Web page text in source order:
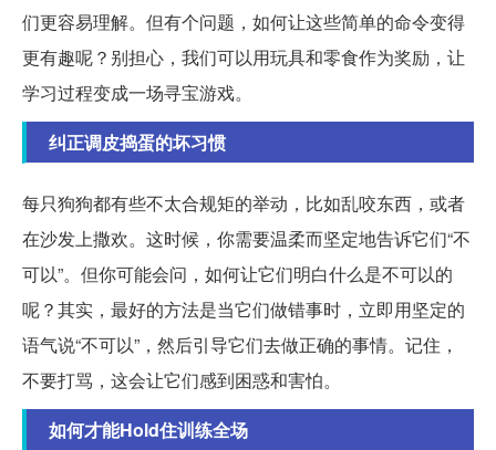
们更容易理解。但有个问题，如何让这些简单的命令变得
更有趣呢？别担心，我们可以用玩具和零食作为奖励，让
学习过程变成一场寻宝游戏。
纠正调皮捣蛋的坏习惯
每只狗狗都有些不太合规矩的举动，比如乱咬东西，或者
在沙发上撒欢。这时候，你需要温柔而坚定地告诉它们“不
可以”。但你可能会问，如何让它们明白什么是不可以的
呢？其实，最好的方法是当它们做错事时，立即用坚定的
语气说“不可以”，然后引导它们去做正确的事情。记住，
不要打骂，这会让它们感到困惑和害怕。
如何才能Hold住训练全场